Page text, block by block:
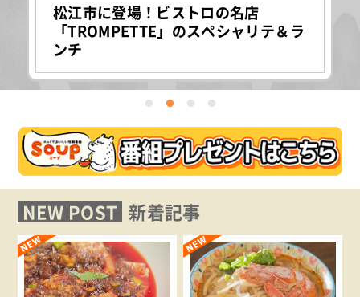
松江市に登場！ビストロの名店
「TROMPETTE」のスペシャリテ＆ラ
ンチ
NEW POST 新着記事